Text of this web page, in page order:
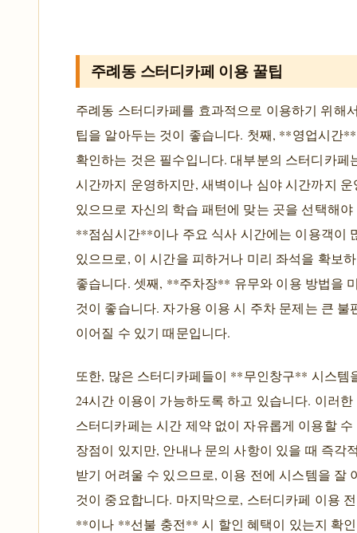
주례동 스터디카페 이용 꿀팁
주례동 스터디카페를 효과적으로 이용하기 위해
팁을 알아두는 것이 좋습니다. 첫째, **영업시간
확인하는 것은 필수입니다. 대부분의 스터디카페
시간까지 운영하지만, 새벽이나 심야 시간까지
있으므로 자신의 학습 패턴에 맞는 곳을 선택해
**점심시간**이나 주요 식사 시간에는 이용객이
있으므로, 이 시간을 피하거나 미리 좌석을 확보
좋습니다. 셋째, **주차장** 유무와 이용 방법을
것이 좋습니다. 자가용 이용 시 주차 문제는 큰 불
이어질 수 있기 때문입니다.
또한, 많은 스터디카페들이 **무인창구** 시스템
24시간 이용이 가능하도록 하고 있습니다. 이러한
스터디카페는 시간 제약 없이 자유롭게 이용할 수
장점이 있지만, 안내나 문의 사항이 있을 때 즉각
받기 어려울 수 있으므로, 이용 전에 시스템을 잘
것이 중요합니다. 마지막으로, 스터디카페 이용
**이나 **선불 충전** 시 할인 혜택이 있는지 확